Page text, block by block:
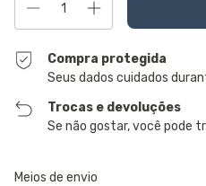
Compra protegida
Seus dados cuidados
Trocas e devoluções
Se não gostar, você pode
Entregas para o CEP:
Meios de envio